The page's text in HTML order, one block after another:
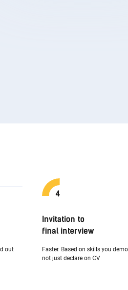
out
Invitation to
final interview
Faster. Based on skills you
not just declare on CV